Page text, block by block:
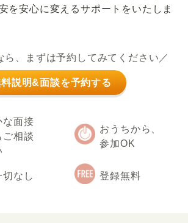
を安心に変えるサポートをいたしま
ら、まずは予約してみてください／
説明&面談を予約する
な面接
ご相談
おうちから、
参加OK
切なし 登録無料